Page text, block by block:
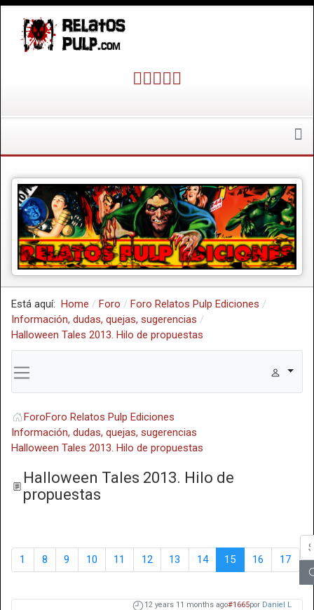
Está aquí: Home Foro
Foro Relatos Pulp Ediciones
Información, dudas, quejas, sugerencias
Halloween Tales 2013. Hilo de propuestas
ForoForo Relatos Pulp Ediciones
Información, dudas, quejas, sugerencias
Halloween Tales 2013. Hilo de propuestas
Halloween Tales 2013. Hilo de
propuestas
1 8 9 10 11 12 13 14 15 16 17
12 years 11 months ago#1665por Daniel L